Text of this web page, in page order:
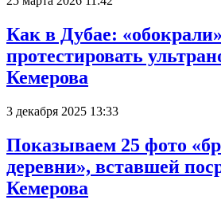
Как в Дубае:
протестировать
Кемерова
3 декабря 2025 13:33
Показываем 25 фото
деревни», вставшей
Кемерова